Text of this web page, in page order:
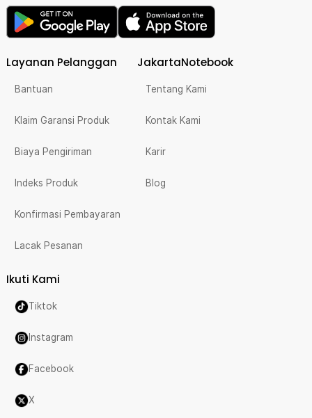
Layanan Pelanggan
Bantuan
Klaim Garansi Produk
Biaya Pengiriman
Indeks Produk
Konfirmasi Pembayaran
Lacak Pesanan
JakartaNotebook
Tentang Kami
Kontak Kami
Karir
Blog
Ikuti Kami
Tiktok
Instagram
Facebook
X